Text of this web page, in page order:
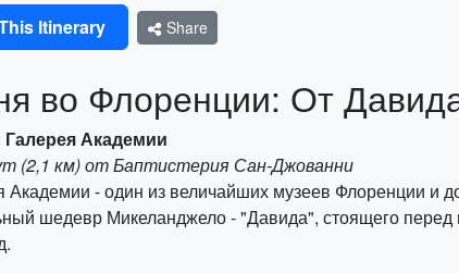
Itinerary Share
во Флоренции: От
Академии
(2,1 км) от Баптистерия Сан-Джованни
Академии - один из величайших музеев Флоренции и
шедевр Микеланджело - "Давида", стоящего